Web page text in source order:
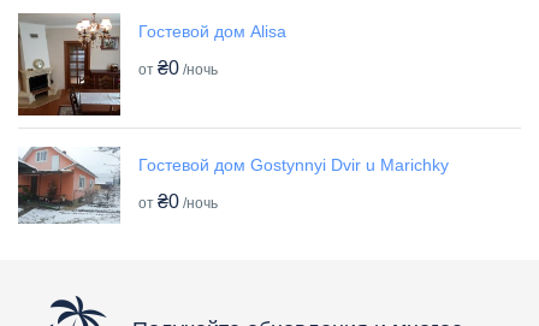
Гостевой дом Alisa
от ₴0 /ночь
Гостевой дом Gostynnyi Dvir u Marichky
от ₴0 /ночь